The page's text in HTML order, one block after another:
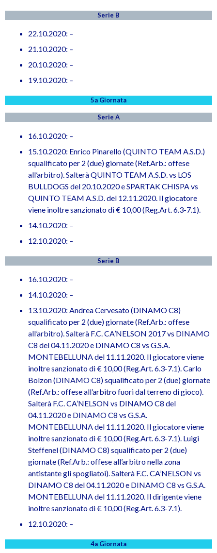
Serie B
22.10.2020: –
21.10.2020: –
20.10.2020: –
19.10.2020: –
5a Giornata
Serie A
16.10.2020: –
15.10.2020: Enrico Pinarello (QUINTO TEAM A.S.D.)
squalificato per 2 (due) giornate (Ref.Arb.: offese
all’arbitro). Salterà QUINTO TEAM A.S.D. vs LOS
BULLDOGS del 20.10.2020 e SPARTAK CHISPA vs
QUINTO TEAM A.S.D. del 12.11.2020. Il giocatore
viene inoltre sanzionato di € 10,00 (Reg.Art. 6.3-7.1).
14.10.2020: –
12.10.2020: –
Serie B
16.10.2020: –
14.10.2020: –
13.10.2020: Andrea Cervesato (DINAMO C8)
squalificato per 2 (due) giornate (Ref.Arb.: offese
all’arbitro). Salterà F.C. CA’NELSON 2017 vs DINAMO
C8 del 04.11.2020 e DINAMO C8 vs G.S.A.
MONTEBELLUNA del 11.11.2020. Il giocatore viene
inoltre sanzionato di € 10,00 (Reg.Art. 6.3-7.1). Carlo
Bolzon (DINAMO C8) squalificato per 2 (due) giornate
(Ref.Arb.: offese all’arbitro fuori dal terreno di gioco).
Salterà F.C. CA’NELSON vs DINAMO C8 del
04.11.2020 e DINAMO C8 vs G.S.A.
MONTEBELLUNA del 11.11.2020. Il giocatore viene
inoltre sanzionato di € 10,00 (Reg.Art. 6.3-7.1). Luigi
Steffenel (DINAMO C8) squalificato per 2 (due)
giornate (Ref.Arb.: offese all’arbitro nella zona
antistante gli spogliatoi). Salterà F.C. CA’NELSON vs
DINAMO C8 del 04.11.2020 e DINAMO C8 vs G.S.A.
MONTEBELLUNA del 11.11.2020. Il dirigente viene
inoltre sanzionato di € 10,00 (Reg.Art. 6.3-7.1).
12.10.2020: –
4a Giornata